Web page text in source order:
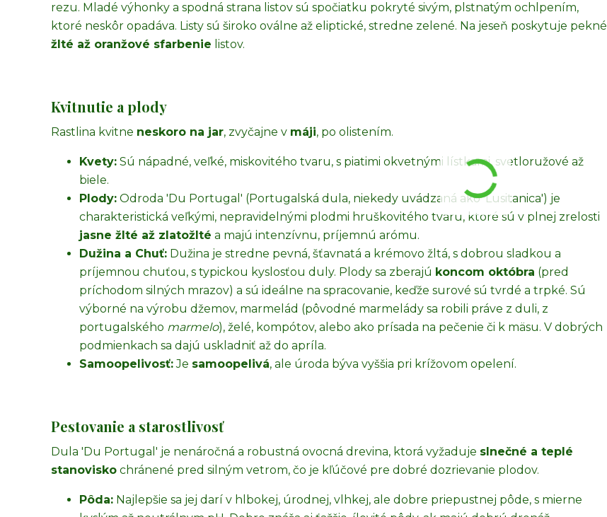
rezu. Mladé výhonky a spodná strana listov sú spočiatku pokryté sivým, plstnatým ochlpením,
ktoré neskôr opadáva. Listy sú široko oválne až eliptické, stredne zelené. Na jeseň poskytuje pekné
žlté až oranžové sfarbenie listov.
Kvitnutie a plody
Rastlina kvitne neskoro na jar, zvyčajne v máji, po olistením.
Kvety: Sú nápadné, veľké, miskovitého tvaru, s piatimi okvetnými lístkami, svetloružové až
biele.
Plody: Odroda 'Du Portugal' (Portugalská dula, niekedy uvádzaná ako 'Lusitanica') je
charakteristická veľkými, nepravidelnými plodmi hruškovitého tvaru, ktoré sú v plnej zrelosti
jasne žlté až zlatožlté a majú intenzívnu, príjemnú arómu.
Dužina a Chuť: Dužina je stredne pevná, šťavnatá a krémovo žltá, s dobrou sladkou a
príjemnou chuťou, s typickou kyslosťou duly. Plody sa zberajú koncom októbra (pred
príchodom silných mrazov) a sú ideálne na spracovanie, keďže surové sú tvrdé a trpké. Sú
výborné na výrobu džemov, marmelád (pôvodné marmelády sa robili práve z duli, z
portugalského marmelo), želé, kompótov, alebo ako prísada na pečenie či k mäsu. V dobrých
podmienkach sa dajú uskladniť až do apríla.
Samoopelivosť:Je samoopelivá, ale úroda býva vyššia pri krížovom opelení.
Pestovanie a starostlivosť
Dula 'Du Portugal' je nenáročná a robustná ovocná drevina, ktorá vyžaduje slnečné a teplé
stanovisko chránené pred silným vetrom, čo je kľúčové pre dobré dozrievanie plodov.
Pôda: Najlepšie sa jej darí v hlbokej, úrodnej, vlhkej, ale dobre priepustnej pôde, s mierne